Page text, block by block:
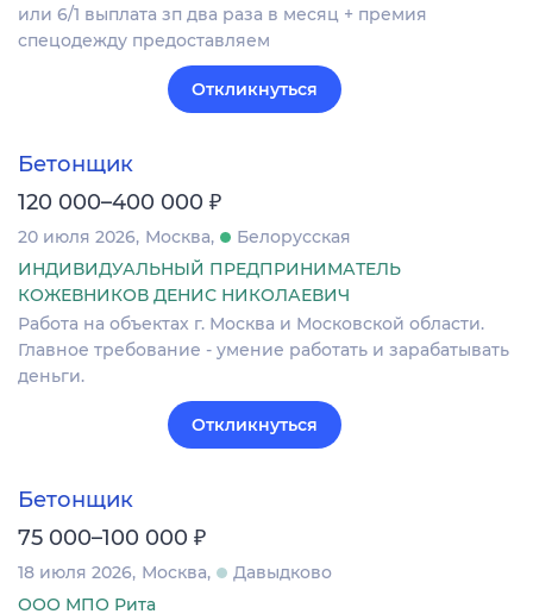
или 6/1 выплата зп два раза в месяц + премия
спецодежду предоставляем
Откликнуться
Бетонщик
120 000–400 000 ₽
20 июля 2026 Москва
Белорусская
ИНДИВИДУАЛЬНЫЙ ПРЕДПРИНИМАТЕЛЬ
КОЖЕВНИКОВ ДЕНИС НИКОЛАЕВИЧ
Работа на объектах г. Москва и Московской области.
Главное требование - умение работать и зарабатывать
деньги.
Откликнуться
Бетонщик
75 000–100 000 ₽
18 июля 2026 Москва
Давыдково
ООО МПО Рита